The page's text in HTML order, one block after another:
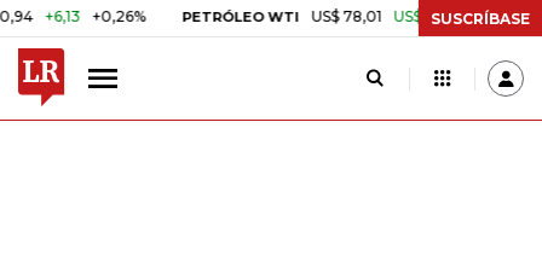
+0,26% PETRÓLEO WTI US$ 78,01 US$ 2,92 +3,89%
SUSCRÍBASE